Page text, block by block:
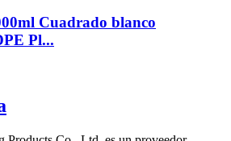
Cuadrado blanco
Pl...